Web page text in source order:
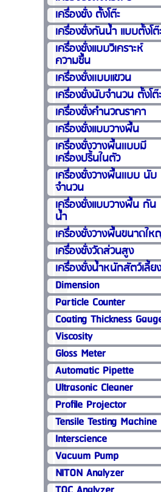
เครื่องชั่ง ตั้งโต๊ะ
เครื่องชั่งกันน้ำ แบบตั้งโต๊
เครื่องชั่งแบบวิเคราะห์
ความชื้น
เครื่องชั่งเเบบแขวน
เครื่องชั่งนับจำนวน ตั้งโต๊
เครื่องชั่งคำนวณราคา
เครื่องชั่งแบบวางพื้น
เครื่องชั่งวางพื้นเเบบมี
เครื่องปริ้นในตัว
เครื่องชั่งวางพื้นเเบบ นับ
จำนวน
เครื่องชั่งแบบวางพื้น กัน
น้ำ
เครื่องชั่งวางพื้นขนาดใ
เครื่องชั่งวัดส่วนสูง
เครื่องชั่งน้ำหนักสัตว์เลี้ยง
Dimension
Particle Counter
Coating Thickness
Viscosity
Gloss Meter
Automatic Pipette
Ultrasonic Cleaner
Profile Projector
Tensile Testing Machine
Interscience
Vacuum Pump
NITON Analyzer